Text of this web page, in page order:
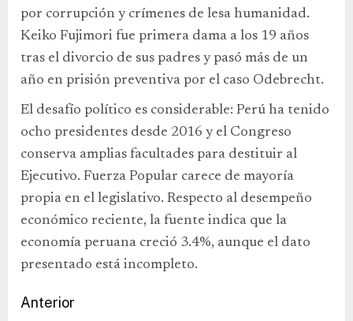
por corrupción y crímenes de lesa humanidad.
Keiko Fujimori fue primera dama a los 19 años
tras el divorcio de sus padres y pasó más de un
año en prisión preventiva por el caso Odebrecht.
El desafío político es considerable: Perú ha tenido
ocho presidentes desde 2016 y el Congreso
conserva amplias facultades para destituir al
Ejecutivo. Fuerza Popular carece de mayoría
propia en el legislativo. Respecto al desempeño
económico reciente, la fuente indica que la
economía peruana creció 3.4%, aunque el dato
presentado está incompleto.
Anterior